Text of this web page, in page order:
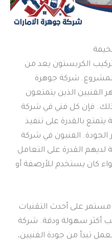
الكربستون يعد من
شركة جوهرة
الذين يتمتعون
فإن كل فني في شركة
بالقدرة على تنفيذ
الجودة. الفنيون في شركة
القدرة على التعامل
كان يستخدم للأرصفة أو
مستمر على أحدث التقنيات
أكثر سهولة ودقة. شركة
تبدأ من جودة الفنيين،